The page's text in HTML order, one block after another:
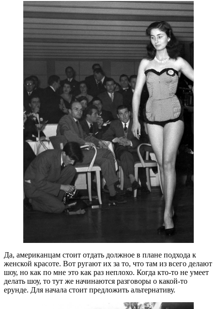
Да, американцам стоит отдать должное в плане подхода к
женской красоте. Вот ругают их за то, что там из всего делают
шоу, но как по мне это как раз неплохо. Когда кто-то не умеет
делать шоу, то тут же начинаются разговоры о какой-то
ерунде. Для начала стоит предложить альтернативу.